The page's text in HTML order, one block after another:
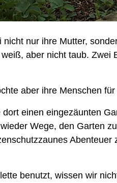
nur ihre Mutter,
aber nicht taub.
aber ihre Menschen
einen eingezäunten
Wege, den Garten
benutzt, wissen wir